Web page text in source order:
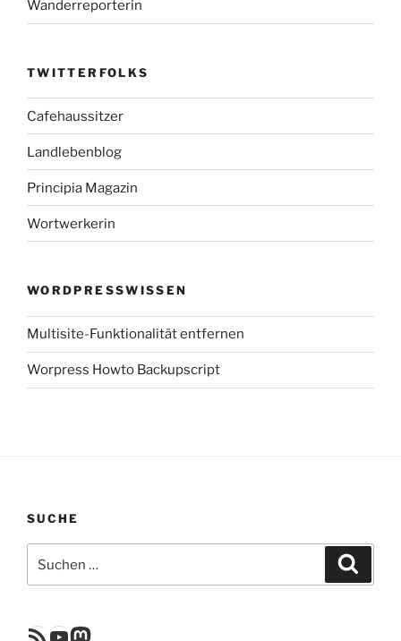
Wanderreporterin
TWITTERFOLKS
Cafehaussitzer
Landlebenblog
Principia Magazin
Wortwerkerin
WORDPRESSWISSEN
Multisite-Funktionalität entfernen
Worpress Howto Backupscript
SUCHE
nach: